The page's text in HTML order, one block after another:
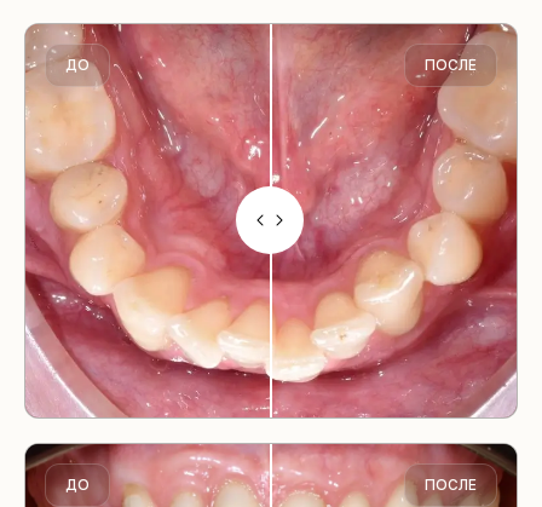
ДО ПОСЛЕ
ДО ПОСЛЕ